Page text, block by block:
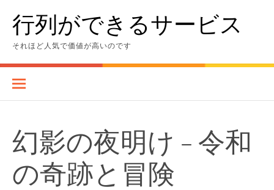
content行列ができるサービス
それほど人気で価値が高いのです
幻影の夜明け – 令和
の奇跡と冒険